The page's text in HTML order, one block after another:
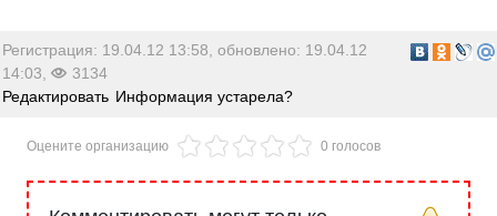
Регистрация: 19.04.12 13:58, обновлено: 19.04.12
14:03,
3134
Редактировать Информация устарела?
Оцените организацию 0 голосов